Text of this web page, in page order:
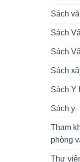
Sách
Sách
Sách
Sách
Sách Y
Sách y-
Tham
phòng
Thư